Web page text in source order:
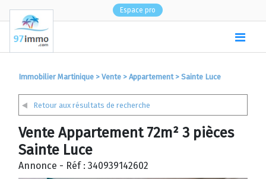
Espace pro
Immobilier Martinique > Vente > Appartement> Sainte Luce
Retour aux résultats de recherche
Vente Appartement 72m² 3 pièces
Sainte Luce
Annonce - Réf : 340939142602